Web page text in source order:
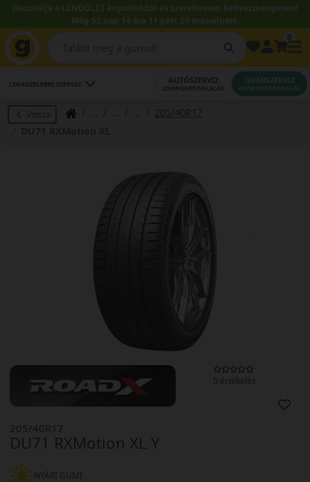
Használja a LENDÜLET kuponkódot és szereltessen kedvezményesen!
Még 52 nap 14 óra 11 perc 20 másodperc.
LEGKÖZELEBBI SZERVIZ AUTÓSZERVIZ
IDŐPONTFOGLALÁS
GUMISZERVIZ
IDŐPONTFOGLALÁS
Vissza
205/40R17
0 értékelés
DU71 RXMotion XL Y
205/40R17
NYÁRI GUMI